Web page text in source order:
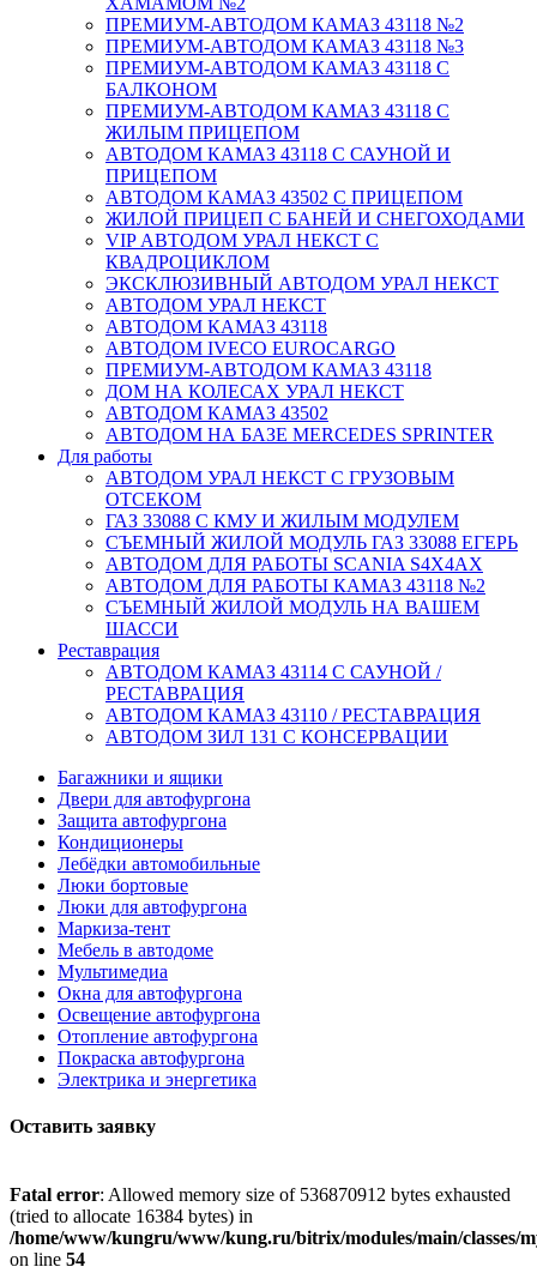
ПРЕМИУМ-АВТОДОМ КАМАЗ 43118 №2
ПРЕМИУМ-АВТОДОМ КАМАЗ 43118 №3
ПРЕМИУМ-АВТОДОМ КАМАЗ 43118 С
БАЛКОНОМ
ПРЕМИУМ-АВТОДОМ КАМАЗ 43118 С
ЖИЛЫМ ПРИЦЕПОМ
АВТОДОМ КАМАЗ 43118 С САУНОЙ И
ПРИЦЕПОМ
АВТОДОМ КАМАЗ 43502 С ПРИЦЕПОМ
ЖИЛОЙ ПРИЦЕП С БАНЕЙ И СНЕГОХОДАМИ
VIP АВТОДОМ УРАЛ НЕКСТ С
КВАДРОЦИКЛОМ
ЭКСКЛЮЗИВНЫЙ АВТОДОМ УРАЛ НЕКСТ
АВТОДОМ УРАЛ НЕКСТ
АВТОДОМ КАМАЗ 43118
АВТОДОМ IVECO EUROCARGO
ПРЕМИУМ-АВТОДОМ КАМАЗ 43118
ДОМ НА КОЛЕСАХ УРАЛ НЕКСТ
АВТОДОМ КАМАЗ 43502
АВТОДОМ НА БАЗЕ MERCEDES SPRINTER
Для работы
АВТОДОМ УРАЛ НЕКСТ С ГРУЗОВЫМ
ОТСЕКОМ
ГАЗ 33088 С КМУ И ЖИЛЫМ МОДУЛЕМ
СЪЕМНЫЙ ЖИЛОЙ МОДУЛЬ ГАЗ 33088 ЕГЕРЬ
АВТОДОМ ДЛЯ РАБОТЫ SCANIA S4X4AX
АВТОДОМ ДЛЯ РАБОТЫ КАМАЗ 43118 №2
СЪЕМНЫЙ ЖИЛОЙ МОДУЛЬ НА ВАШЕМ
ШАССИ
Реставрация
АВТОДОМ КАМАЗ 43114 С САУНОЙ /
РЕСТАВРАЦИЯ
АВТОДОМ КАМАЗ 43110 / РЕСТАВРАЦИЯ
АВТОДОМ ЗИЛ 131 С КОНСЕРВАЦИИ
Багажники и ящики
Двери для автофургона
Защита автофургона
Кондиционеры
Лебёдки автомобильные
Люки бортовые
Люки для автофургона
Маркиза-тент
Мебель в автодоме
Мультимедиа
Окна для автофургона
Освещение автофургона
Отопление автофургона
Покраска автофургона
Электрика и энергетика
Оставить заявку
Fatal error: Allowed memory size of 536870912 bytes exhausted
(tried to allocate 16384 bytes) in
/home/www/kungru/www/kung.ru/bitrix/modules/main/classes/
on line 54